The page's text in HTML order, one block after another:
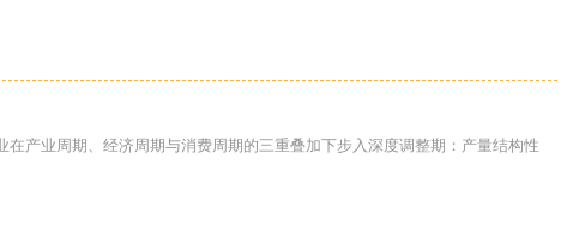
产业周期、经济周期与消费周期的三重叠加下步入深度调整期：产量结构性